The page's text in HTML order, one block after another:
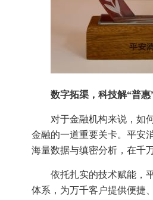
数字拓渠，科技解“普惠
对于金融机构来说，如
金融的一道重要关卡。平安
海量数据与缜密分析，在千
依托扎实的技术赋能，
体系，为万千客户提供便捷